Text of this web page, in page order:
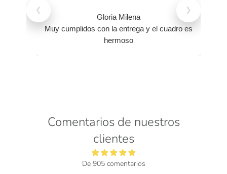
❮ ❯
Gloria Milena
Muy cumplidos con la entrega y el cuadro es
hermoso
Comentarios de nuestros
clientes
De 905 comentarios